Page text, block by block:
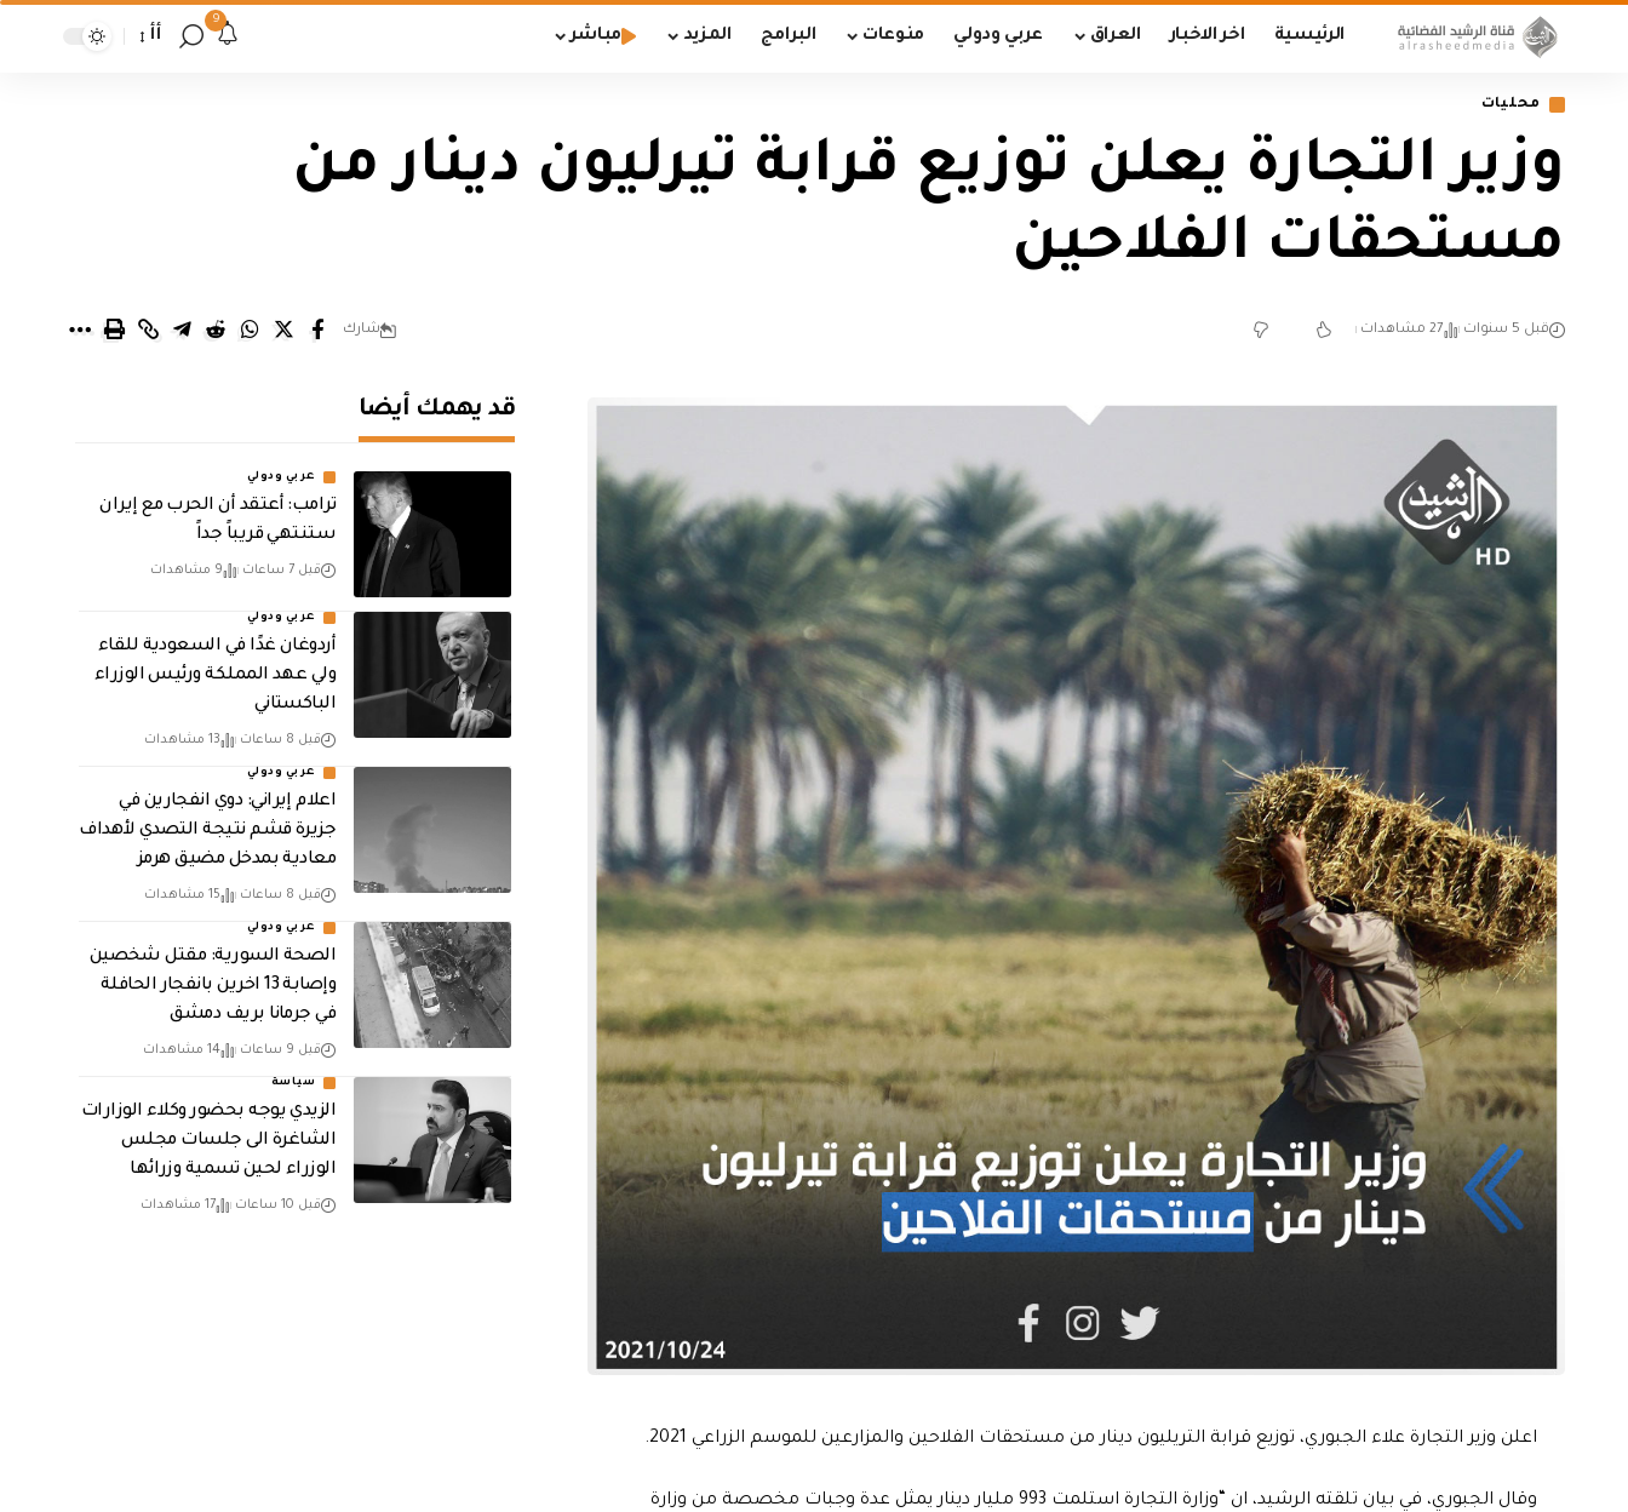
الرئيسية اخر الاخبار العراق عربي ودولي منوعات البرامج المزيد مباشر
9
أأ
محليات
وزير التجارة يعلن توزيع قرابة تيرليون دينار من
مستحقات الفلاحين
قبل 5 سنوات 27 مشاهدات شارك
اعلن وزير التجارة علاء الجبوري، توزيع قرابة التريليون دينار من مستحقات الفلاحين والمزارعين للموسم الزراعي 2021.
وقال الجبوري، في بيان تلقته الرشيد، ان “وزارة التجارة استلمت 993 مليار دينار يمثل عدة وجبات مخصصة من وزارة
قد يهمك أيضا
عربي ودولي
‏ترامب: أعتقد أن الحرب مع إيران
ستنتهي قريباً جداً
قبل 7 ساعات 9 مشاهدات
عربي ودولي
أردوغان غدًا في السعودية للقاء
ولي عهد المملكة ورئيس الوزراء
الباكستاني
قبل 8 ساعات 13 مشاهدات
عربي ودولي
اعلام إيراني: دوي انفجارين في
جزيرة قشم نتيجة التصدي لأهداف
معادية بمدخل مضيق هرمز
قبل 8 ساعات 15 مشاهدات
عربي ودولي
الصحة السورية: مقتل شخصين
وإصابة 13 اخرين بانفجار الحافلة
في جرمانا بريف دمشق
قبل 9 ساعات 14 مشاهدات
سياسة
الزيدي يوجه بحضور وكلاء الوزارات
الشاغرة الى جلسات مجلس
الوزراء لحين تسمية وزرائها
قبل 10 ساعات 17 مشاهدات